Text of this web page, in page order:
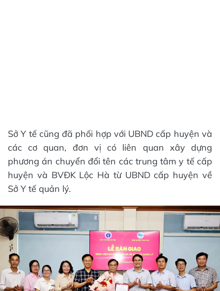
Sở Y tế cũng đã phối hợp với UBND cấp huyện và
các cơ quan, đơn vị có liên quan xây dựng
phương án chuyển đổi tên các trung tâm y tế cấp
huyện và BVĐK Lộc Hà từ UBND cấp huyện về
Sở Y tế quản lý.